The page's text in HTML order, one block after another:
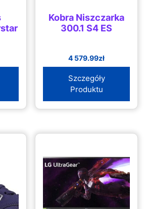
Kobra Niszczarka
300.1 S4 ES
4 579.99zł
Szczegóły
Produktu